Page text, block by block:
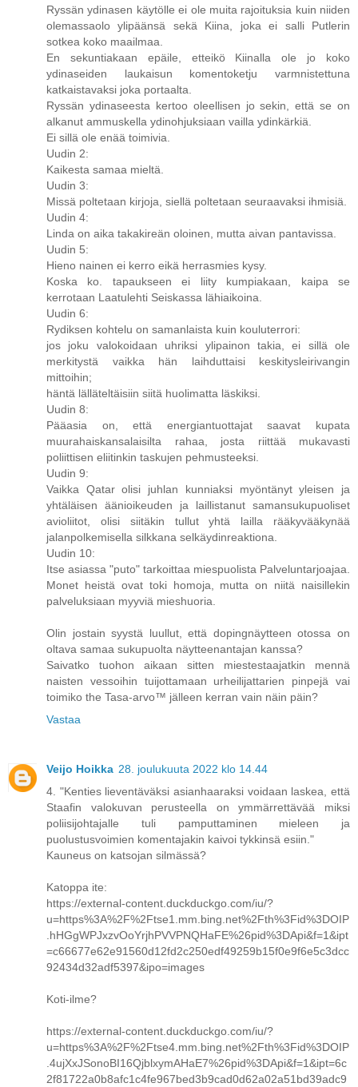
Ryssän ydinasen käytölle ei ole muita rajoituksia kuin niiden
olemassaolo ylipäänsä sekä Kiina, joka ei salli Putlerin
sotkea koko maailmaa.
En sekuntiakaan epäile, etteikö Kiinalla ole jo koko
ydinaseiden laukaisun komentoketju varmnistettuna
katkaistavaksi joka portaalta.
Ryssän ydinaseesta kertoo oleellisen jo sekin, että se on
alkanut ammuskella ydinohjuksiaan vailla ydinkärkiä.
Ei sillä ole enää toimivia.
Uudin 2:
Kaikesta samaa mieltä.
Uudin 3:
Missä poltetaan kirjoja, siellä poltetaan seuraavaksi ihmisiä.
Uudin 4:
Linda on aika takakireän oloinen, mutta aivan pantavissa.
Uudin 5:
Hieno nainen ei kerro eikä herrasmies kysy.
Koska ko. tapaukseen ei liity kumpiakaan, kaipa se
kerrotaan Laatulehti Seiskassa lähiaikoina.
Uudin 6:
Rydiksen kohtelu on samanlaista kuin kouluterrori:
jos joku valokoidaan uhriksi ylipainon takia, ei sillä ole
merkitystä vaikka hän laihduttaisi keskitysleirivangin
mittoihin;
häntä lälläteltäisiin siitä huolimatta läskiksi.
Uudin 8:
Pääasia on, että energiantuottajat saavat kupata
muurahaiskansalaisilta rahaa, josta riittää mukavasti
poliittisen eliitinkin taskujen pehmusteeksi.
Uudin 9:
Vaikka Qatar olisi juhlan kunniaksi myöntänyt yleisen ja
yhtäläisen äänioikeuden ja laillistanut samansukupuoliset
avioliitot, olisi siitäkin tullut yhtä lailla rääkyvääkynää
jalanpolkemisella silkkana selkäydinreaktiona.
Uudin 10:
Itse asiassa "puto" tarkoittaa miespuolista Palveluntarjoajaa.
Monet heistä ovat toki homoja, mutta on niitä naisillekin
palveluksiaan myyviä mieshuoria.
Olin jostain syystä luullut, että dopingnäytteen otossa on
oltava samaa sukupuolta näytteenantajan kanssa?
Saivatko tuohon aikaan sitten miestestaajatkin mennä
naisten vessoihin tuijottamaan urheilijattarien pinpejä vai
toimiko the Tasa-arvo™ jälleen kerran vain näin päin?
Vastaa
Veijo Hoikka 28. joulukuuta 2022 klo 14.44
4. "Kenties lieventäväksi asianhaaraksi voidaan laskea, että
Staafin valokuvan perusteella on ymmärrettävää miksi
poliisijohtajalle tuli pamputtaminen mieleen ja
puolustusvoimien komentajakin kaivoi tykkinsä esiin."
Kauneus on katsojan silmässä?
Katoppa ite:
https://external-content.duckduckgo.com/iu/?
u=https%3A%2F%2Ftse1.mm.bing.net%2Fth%3Fid%3DOIP
.hHGgWPJxzvOoYrjhPVVPNQHaFE%26pid%3DApi&f=1&ipt
=c66677e62e91560d12fd2c250edf49259b15f0e9f6e5c3dcc
92434d32adf5397&ipo=images
Koti-ilme?
https://external-content.duckduckgo.com/iu/?
u=https%3A%2F%2Ftse4.mm.bing.net%2Fth%3Fid%3DOIP
.4ujXxJSonoBI16QjblxymAHaE7%26pid%3DApi&f=1&ipt=6c
2f81722a0b8afc1c4fe967bed3b9cad0d62a02a51bd39adc9